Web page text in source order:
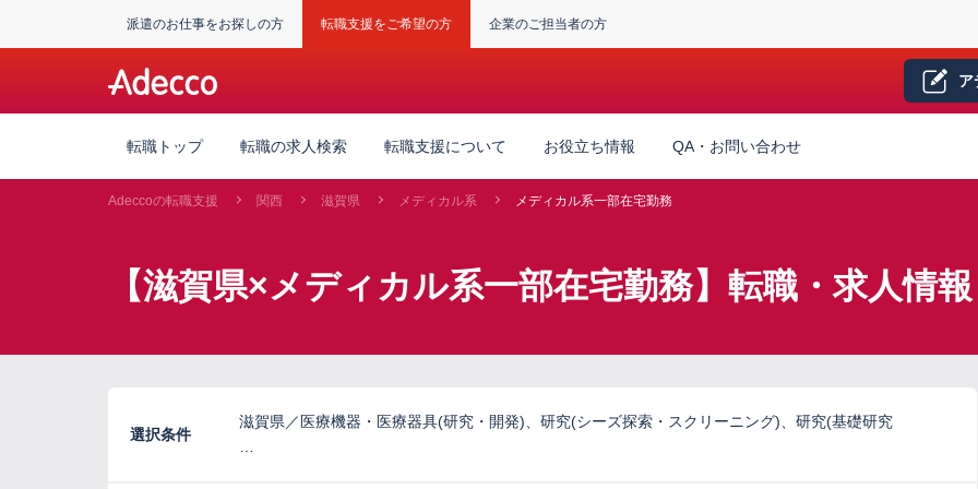
派遣のお仕事をお探しの方 転職支援をご希望の方 企業のご担当者の方
ア
転職トップ 転職の求人検索 転職支援について お役立ち情報 QA・お問い合わせ
Adeccoの転職支援 関西 滋賀県 メディカル系 メディカル系一部在宅勤務
【滋賀県×メディカル系一部在宅勤務】転職・求人情報
選択条件
滋賀県／医療機器・医療器具(研究・開発)、研究(シーズ探索・スクリーニング)、研究(基礎研究